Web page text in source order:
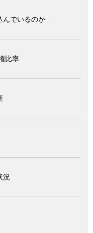
んでいるのか
比率
況